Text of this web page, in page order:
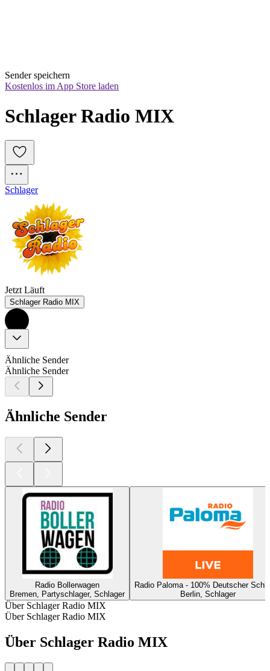
Sender speichern
Kostenlos im App Store laden
Schlager Radio MIX
Schlager
Jetzt Läuft
Schlager Radio MIX
Ähnliche Sender
Ähnliche Sender
Ähnliche Sender
Radio Bollerwagen
Bremen, Partyschlager, Schlager
Radio Paloma - 100% Deutscher
Berlin, Schlager
Über Schlager Radio MIX
Über Schlager Radio MIX
Über Schlager Radio MIX